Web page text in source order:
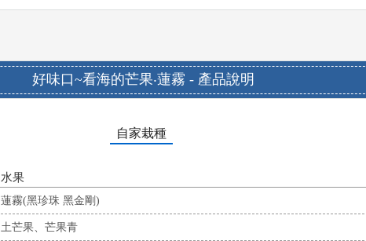
好味口~看海的芒果‧蓮霧 - 產品說明
自家栽種
水果
蓮霧(黑珍珠 黑金剛)
土芒果、芒果青